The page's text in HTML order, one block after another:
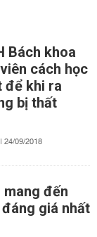
Bách khoa
cách học
để khi ra
bị thất
24/09/2018
mang đến
giá nhất